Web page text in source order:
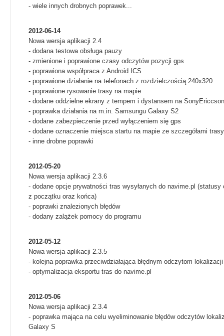
- wiele innych drobnych poprawek...
2012-06-14
Nowa wersja aplikacji 2.4
- dodana testowa obsługa pauzy
- zmienione i poprawione czasy odczytów pozycji gps
- poprawiona współpraca z Android ICS
- poprawione działanie na telefonach z rozdzielczością 240x320
- poprawione rysowanie trasy na mapie
- dodane oddzielne ekrany z tempem i dystansem na
- poprawka działania na m.in. Samsungu Galaxy S2
- dodane zabezpieczenie przed wyłączeniem się gps
- dodane oznaczenie miejsca startu na mapie ze szczegółami trasy
- inne drobne poprawki
2012-05-20
Nowa wersja aplikacji 2.3.6
- dodane opcje prywatności tras wysyłanych do navime.pl
z początku oraz końca)
- poprawki znalezionych błędów
- dodany zalążek pomocy do programu
2012-05-12
Nowa wersja aplikacji 2.3.5
- kolejna poprawka przeciwdziałająca błędnym odczytom
- optymalizacja eksportu tras do navime.pl
2012-05-06
Nowa wersja aplikacji 2.3.4
- poprawka mająca na celu wyeliminowanie błędów odczytów
Galaxy S